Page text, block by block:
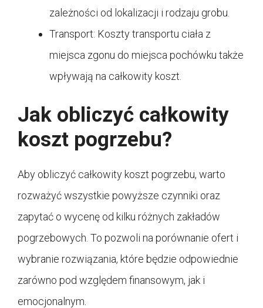
zależności od lokalizacji i rodzaju grobu.
Transport: Koszty transportu ciała z
miejsca zgonu do miejsca pochówku także
wpływają na całkowity koszt.
Jak obliczyć całkowity
koszt pogrzebu?
Aby obliczyć całkowity koszt pogrzebu, warto
rozważyć wszystkie powyższe czynniki oraz
zapytać o wycenę od kilku różnych zakładów
pogrzebowych. To pozwoli na porównanie ofert i
wybranie rozwiązania, które będzie odpowiednie
zarówno pod względem finansowym, jak i
emocjonalnym.